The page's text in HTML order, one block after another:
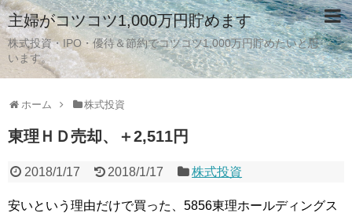
主婦がコツコツ1,000万円貯めます
株式投資・IPO・優待＆節約でコツコツ1,000万円貯めたいと思
います。
ホーム 株式投資
東理ＨＤ売却、＋2,511円
2018/1/17 2018/1/17 株式投資
安いという理由だけで買った、5856東理ホールディングス